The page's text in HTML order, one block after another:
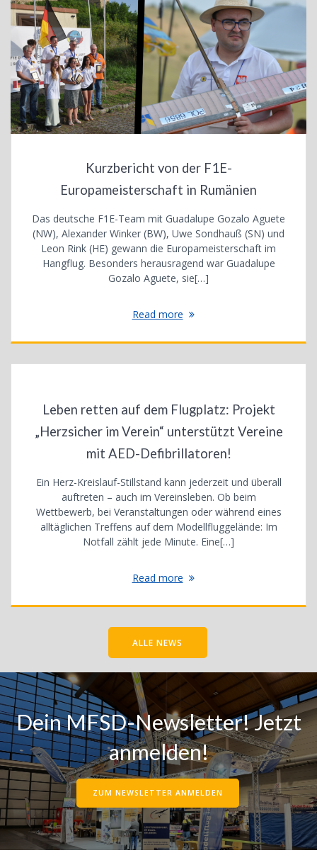
Kurzbericht von der F1E-
Europameisterschaft in Rumänien
Das deutsche F1E-Team mit Guadalupe Gozalo Aguete
(NW), Alexander Winker (BW), Uwe Sondhauß (SN) und
Leon Rink (HE) gewann die Europameisterschaft im
Hangflug. Besonders herausragend war Guadalupe
Gozalo Aguete, sie[…]
Read more
Leben retten auf dem Flugplatz: Projekt
„Herzsicher im Verein“ unterstützt Vereine
mit AED-Defibrillatoren!
Ein Herz-Kreislauf-Stillstand kann jederzeit und überall
auftreten – auch im Vereinsleben. Ob beim
Wettbewerb, bei Veranstaltungen oder während eines
alltäglichen Treffens auf dem Modellfluggelände: Im
Notfall zählt jede Minute. Eine[…]
Read more
ALLE NEWS
Dein MFSD-Newsletter!Jetzt
anmelden!
ZUM NEWSLETTER ANMELDEN